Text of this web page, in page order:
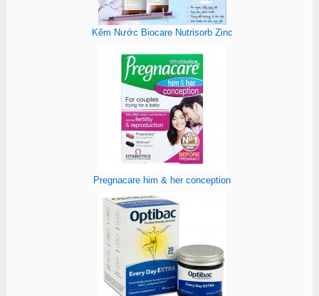
Kẽm Nước Biocare Nutrisorb Zinc
Pregnacare him & her conception